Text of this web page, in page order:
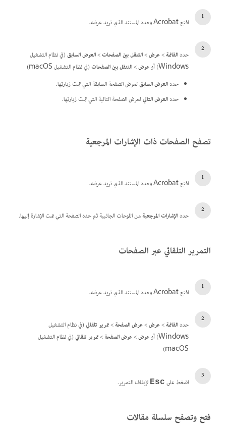
افتح Acrobat وحدد المستند الذي تريد عرضه.
حددالقائمة>عرض>التنقل بين الصفحات>العرض السابق(في نظام التشغيل
Windows) أو
عرض>التنقل بين الصفحات(في نظام التشغيل macOS)
حددالعرض السابقلعرض الصفحة السابقة التي تمت زيارتها.
حددالعرض التاليلعرض الصفحة التالية التي تمت زيارتها.
تصفح الصفحات ذات الإشارات المرجعية
افتح Acrobat وحدد المستند الذي تريد عرضه.
حددالإشارات المرجعيةمن اللوحات الجانبية ثم حدد الصفحة التي تمت الإشارة إليها.
التمرير التلقائي عبر الصفحات
افتح Acrobat وحدد المستند الذي تريد عرضه.
حددالقائمة>عرض>عرض الصفحة>تمرير تلقائي(في نظام التشغيل
Windows) أو
عرض>عرض الصفحة>تمرير تلقائي(في نظام التشغيل
macOS)
اضغط على Esc لإيقاف التمرير.
فتح وتصفح سلسلة مقالات